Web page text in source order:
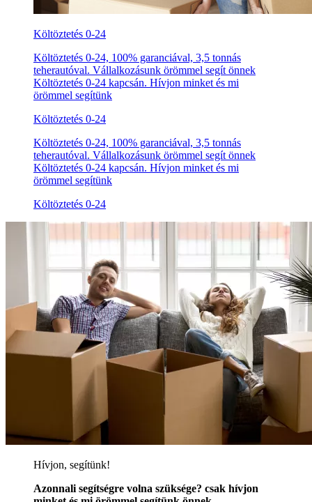
Költöztetés 0-24
Költöztetés 0-24, 100% garanciával, 3,5 tonnás
teherautóval. Vállalkozásunk örömmel segít önnek
Költöztetés 0-24 kapcsán. Hívjon minket és mi
örömmel segítünk
Költöztetés 0-24
Költöztetés 0-24, 100% garanciával, 3,5 tonnás
teherautóval. Vállalkozásunk örömmel segít önnek
Költöztetés 0-24 kapcsán. Hívjon minket és mi
örömmel segítünk
Költöztetés 0-24
Hívjon, segítünk!
Azonnali segítségre volna szüksége? csak hívjon